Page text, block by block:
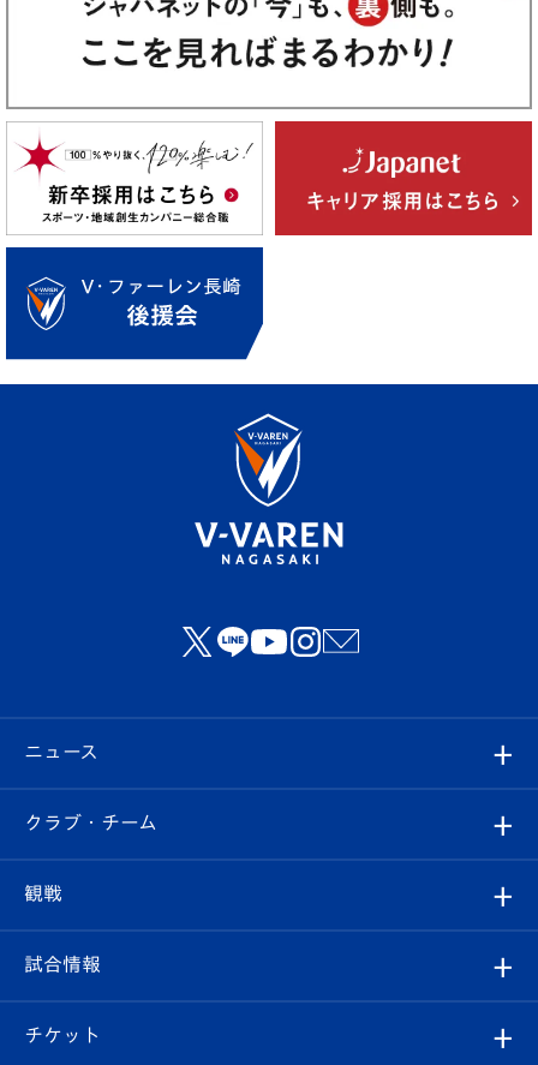
ニュース
すべて
クラブ
試合情報
クラブ・チーム
クラブ概要
観戦
観戦ルール
試合情報
試合日程/結果
チケット